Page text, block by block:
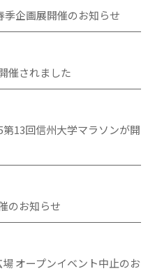
季企画展開催のお知らせ
催されました
13回信州大学マラソンが開
のお知らせ
オープンイベント中止のお